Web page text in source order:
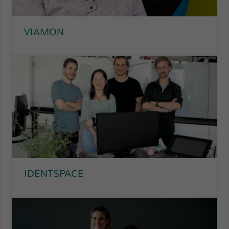
VIAMON
IDENTSPACE
Zweck
Einstellungen. Unter anderem eine zufällig
generierte ID, für die historische
fe_typo_user / PHPSESSID
Anbieter TYPO3
Laufzeit 1 Woche
Zweck
Dieses Cookie ist ein Standard-Session-
Cookie von TYPO3. Es speichert im Fall
eines Intranet-Logins die Session-ID. So
gewährt.